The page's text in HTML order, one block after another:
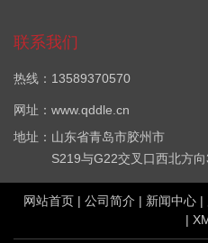
联系我们
热线：13589370570
网址：www.qddle.cn
地址：山东省青岛市胶州市
S219与G22交叉口西北方
网站首页 | 公司简介 | 新闻中心 |
|